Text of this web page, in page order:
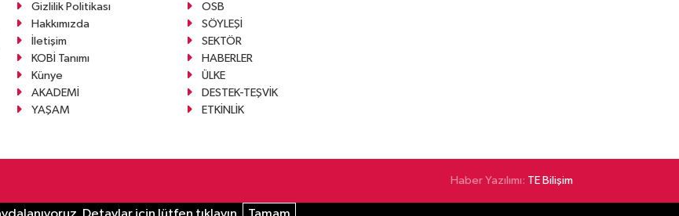
Gizlilik Politikası
OSB
Hakkımızda
SÖYLEŞİ
İletişim
SEKTÖR
KOBİ Tanımı
HABERLER
Künye
ÜLKE
AKADEMİ
DESTEK-TEŞVİK
YAŞAM
ETKİNLİK
Haber Yazılımı: TE Bilişim